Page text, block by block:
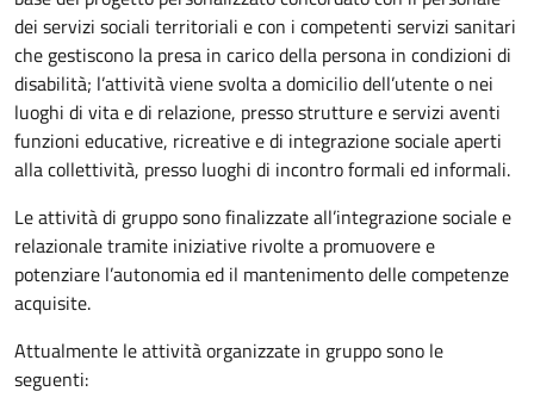
dei servizi sociali territoriali e con i competenti servizi sanitari
che gestiscono la presa in carico della persona in condizioni di
disabilità; l’attività viene svolta a domicilio dell’utente o nei
luoghi di vita e di relazione, presso strutture e servizi aventi
funzioni educative, ricreative e di integrazione sociale aperti
alla collettività, presso luoghi di incontro formali ed informali.
Le attività di gruppo sono finalizzate all’integrazione sociale e
relazionale tramite iniziative rivolte a promuovere e
potenziare l’autonomia ed il mantenimento delle competenze
acquisite.
Attualmente le attività organizzate in gruppo sono le
seguenti: